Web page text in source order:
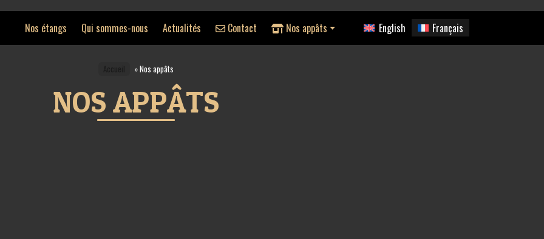
Nos étangs Qui sommes-nous Actualités Contact Nos appâts English Français
»Nos appâts
NOS APPÂTS